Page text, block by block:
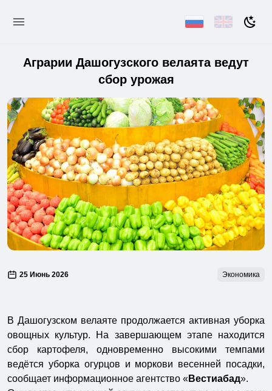
Аграрии Дашогузского велаята ведут
сбор урожая
25 Июнь 2026 Экономика
В Дашогузском велаяте продолжается активная уборка
овощных культур. На завершающем этапе находится
сбор картофеля, одновременно высокими темпами
ведётся уборка огурцов и моркови весенней посадки,
сообщает информационное агентство «Вестиабад».